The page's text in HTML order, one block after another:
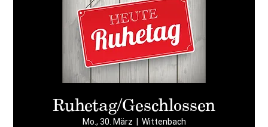
Ruhetag/Geschlossen
Mo., 30. März Wittenbach